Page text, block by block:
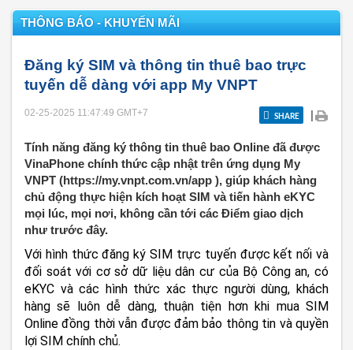
THÔNG BÁO - KHUYẾN MÃI
Đăng ký SIM và thông tin thuê bao trực
tuyến dễ dàng với app My VNPT
02-25-2025 11:47:49 GMT+7 SHARE |
Tính năng đăng ký thông tin thuê bao Online đã được
VinaPhone chính thức cập nhật trên ứng dụng My
VNPT (https://my.vnpt.com.vn/app ), giúp khách hàng
chủ động thực hiện kích hoạt SIM và tiến hành eKYC
mọi lúc, mọi nơi, không cần tới các Điểm giao dịch
như trước đây.
Với hình thức đăng ký SIM trực tuyến được kết nối và
đối soát với cơ sở dữ liệu dân cư của Bộ Công an, có
eKYC và các hình thức xác thực người dùng, khách
hàng sẽ luôn dễ dàng, thuận tiện hơn khi mua SIM
Online đồng thời vẫn được đảm bảo thông tin và quyền
lợi SIM chính chủ.